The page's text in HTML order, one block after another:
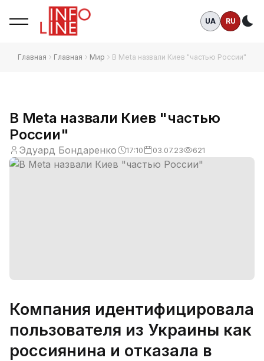
UA RU
Главная Главная Мир В Meta назвали Киев "частью России"
В Meta назвали Киев "частью
России"
Эдуард Бондаренко 17:10 03.07.23 621
Компания идентифицировала
пользователя из Украины как
россиянина и отказала в